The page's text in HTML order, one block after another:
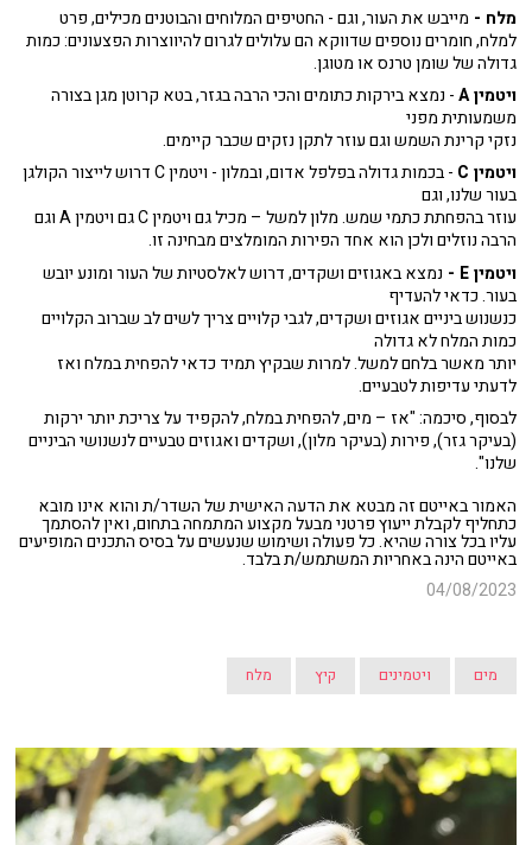
מלח - מייבש את העור, וגם - החטיפים המלוחים והבוטנים מכילים, פרט
למלח, חומרים נוספים שדווקא הם עלולים לגרום להיווצרות הפצעונים: כמות
גדולה של שומן טרנס או מטוגן.
ויטמין A - נמצא בירקות כתומים והכי הרבה בגזר, בטא קרוטן מגן בצורה
משמעותית מפני
נזקי קרינת השמש וגם עוזר לתקן נזקים שכבר קיימים.
ויטמין C
- בכמות גדולה בפלפל אדום, ובמלון - ויטמין C דרוש לייצור הקולגן
בעור שלנו, וגם
עוזר בהפחתת כתמי שמש. מלון למשל – מכיל גם ויטמין C גם ויטמין A וגם
הרבה נוזלים ולכן הוא אחד הפירות המומלצים מבחינה זו.
ויטמין E -
נמצא באגוזים ושקדים, דרוש לאלסטיות של העור ומונע יובש
בעור. כדאי להעדיף
כנשנוש ביניים אגוזים ושקדים, לגבי קלויים צריך לשים לב שברוב הקלויים
כמות המלח לא גדולה
יותר מאשר בלחם למשל. למרות שבקיץ תמיד כדאי להפחית במלח ואז
לדעתי עדיפות לטבעיים.
לבסוף, סיכמה: "אז – מים, להפחית במלח, להקפיד על צריכת יותר ירקות
(בעיקר גזר), פירות (בעיקר מלון), ושקדים ואגוזים טבעיים לנשנושי הביניים
שלנו".
האמור באייטם זה מבטא את הדעה האישית של השדר/ת והוא אינו מובא
כתחליף לקבלת ייעוץ פרטני מבעל מקצוע המתמחה בתחום, ואין להסתמך
עליו בכל צורה שהיא. כל פעולה ושימוש שנעשים על בסיס התכנים המופיעים
באייטם הינה באחריות המשתמש/ת בלבד.
04/08/2023
מים ויטמינים קיץ מלח